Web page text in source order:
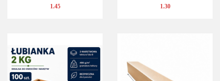
(wymiary wewnętrzne) 1
1.45
(wymiary wewnętrzne) 1
1.30